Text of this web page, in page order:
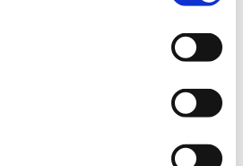
ブサイトの機能が制限される場
まれる中、出会った